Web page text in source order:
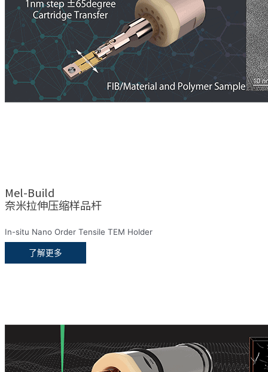
Mel-Build
奈米拉伸压缩样品杆
In-situ Nano Order Tensile TEM Holder
了解更多